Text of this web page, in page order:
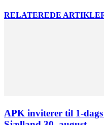
RELATEREDE
APK inviterer til 1-